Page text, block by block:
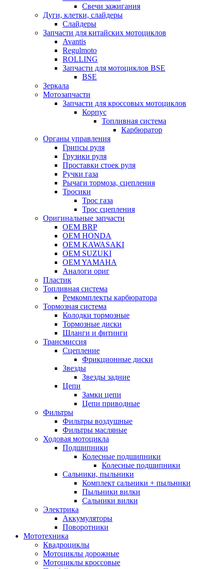
Свечи зажигания
Дуги, клетки, слайдеры
Слайдеры
Запчасти для китайских мотоциклов
Avantis
Regulmoto
ROLLING
Запчасти для мотоциклов BSE
BSE
Зеркала
Мотозапчасти
Запчасти для кроссовых мотоциклов
Корпус
Топливная система
Карбюратор
Органы управления
Грипсы руля
Грузики руля
Проставки стоек руля
Ручки газа
Рычаги тормоза, сцепления
Тросики
Трос газа
Трос сцепления
Оригинальные запчасти
OEM BRP
OEM HONDA
OEM KAWASAKI
OEM SUZUKI
OEM YAMAHA
Аналоги ориг
Пластик
Топливная система
Ремкомплекты карбюратора
Тормозная система
Колодки тормозные
Тормозные диски
Шланги и фитинги
Трансмиссия
Cцепление
Фрикционные диски
Звезды
Звезды задние
Цепи
Замки цепи
Цепи приводные
Фильтры
Фильтры воздушные
Фильтры масляные
Ходовая мотоцикла
Подшипники
Колесные подшипники
Колесные подшипники
Сальники, пыльники
Комплект сальники + пыльники
Пыльники вилки
Сальники вилки
Электрика
Аккумуляторы
Поворотники
Мототехника
Квадроциклы
Мотоциклы дорожные
Мотоциклы кроссовые